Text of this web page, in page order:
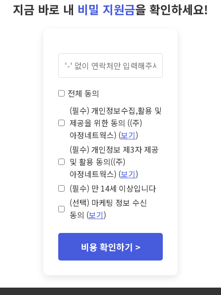
지금 바로 내 비밀 지원금을 확인하세요!
전체 동의
(필수) 개인정보수집,활용 및
제공을 위한 동의 ((주)
아정네트웍스) (보기)
(필수) 개인정보 제3자 제공
및 활용 동의((주)
아정네트웍스) (보기)
(필수) 만 14세 이상입니다
(선택) 마케팅 정보 수신
동의 (보기)
비용 확인하기 >